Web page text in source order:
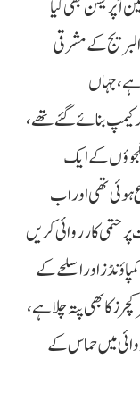
آپریشن بھی کیا
البریج کے مشرقی
جہاں
کیمپ بنائے گئے تھے،
کے ایک
ہوئی تھی اور اب
حتمی کارروائی کریں
اور اسلحے کے
کا بھی پتہ چلا ہے،
میں حماس کے